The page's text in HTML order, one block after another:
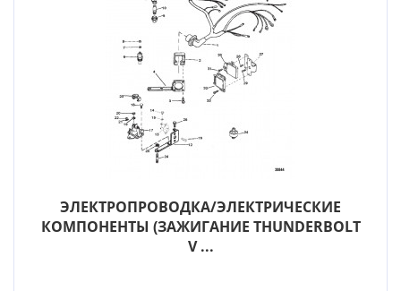
ЭЛЕКТРОПРОВОДКА/ЭЛЕКТРИЧЕСКИЕ
КОМПОНЕНТЫ (ЗАЖИГАНИЕ THUNDERBOLT
V ...